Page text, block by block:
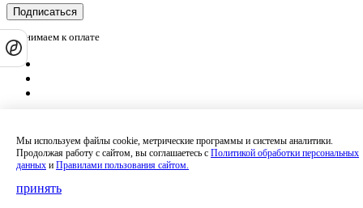
Подписаться
Принимаем к оплате
своих персональных данных в соответствии сполитикой
конфиденциальности .
Сайт не является публичной офертой и носит информационный характер.
Политика обработки персональных данных
персональных данных
Мы используем файлы cookie, метрические программы и системы аналитики.
Продолжая работу с сайтом, вы соглашаетесь с Политикой обработки персональных
данных и Правилами пользования сайтом.
принять